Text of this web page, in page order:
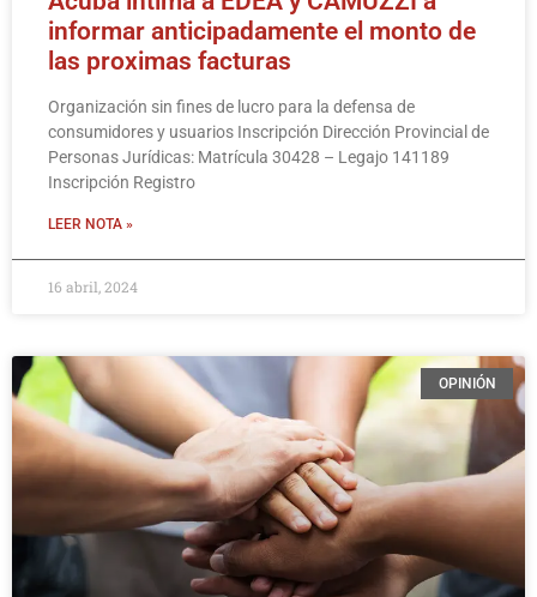
informar anticipadamente el monto de
las proximas facturas
Organización sin fines de lucro para la defensa de
consumidores y usuarios Inscripción Dirección Provincial de
Personas Jurídicas: Matrícula 30428 – Legajo 141189
Inscripción Registro
LEER NOTA »
16 abril, 2024
OPINIÓN